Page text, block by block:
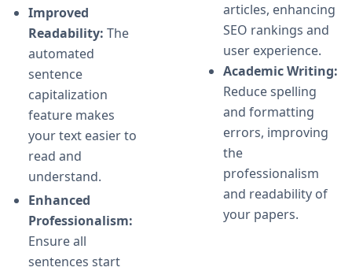
Improved
Readability: The
automated
sentence
capitalization
feature makes
your text easier to
read and
understand.
Enhanced
Professionalism:
Ensure all
sentences start
articles, enhancing
SEO rankings and
user experience.
Academic Writing:
Reduce spelling
and formatting
errors, improving
the
professionalism
and readability of
your papers.